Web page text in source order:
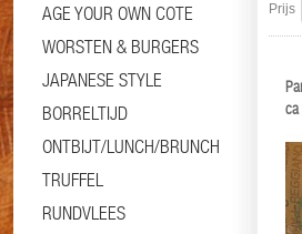
AGE YOUR OWN COTE
WORSTEN & BURGERS
JAPANESE STYLE
BORRELTIJD
ONTBIJT/LUNCH/BRUNCH
TRUFFEL
RUNDVLEES
Prijs
ca